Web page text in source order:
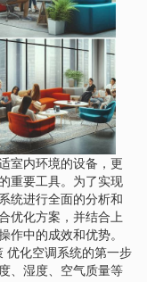
室内环境的设备，更
重要工具。为了实现
统进行全面的分析和
优化方案，并结合上
作中的成效和优势。
优化空调系统的第一步
、湿度、空气质量等